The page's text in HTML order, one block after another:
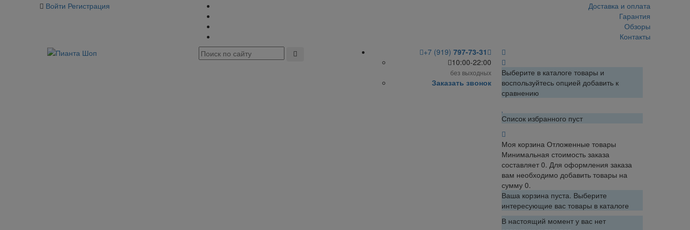
Войти Регистрация
Доставка и оплата
Гарантия
Обзоры
Контакты
+7 (919) 797-73-31
10:00-22:00
без выходных
Заказать звонок
Выберите в каталоге товары и
воспользуйтесь опцией добавить к
сравнению
Список избранного пуст
Моя корзина Отложенные товары
Минимальная стоимость заказа
составляет 0. Для оформления заказа
вам необходимо добавить товары на
сумму 0.
Ваша корзина пуста. Выберите
интересующие вас товары в каталоге
В настоящий момент у вас нет